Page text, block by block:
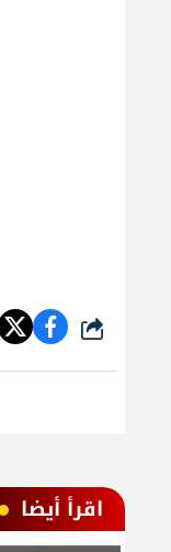
شارك
اقرأ أيضا